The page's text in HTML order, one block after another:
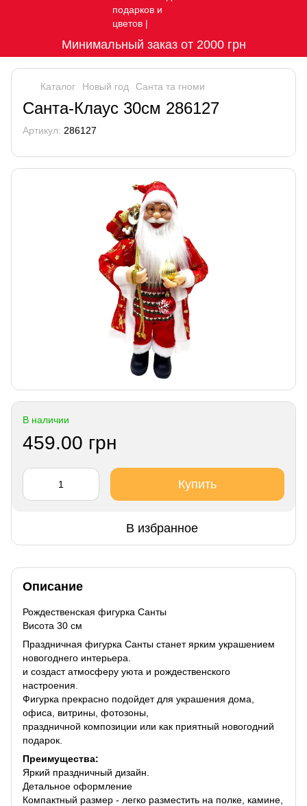
Минимальный заказ от 2000 грн
Каталог Новый год Санта та гноми
Санта-Клаус 30см 286127
Артикул: 286127
В наличии
459.00 грн
Купить
В избранное
Описание
Рождественская фигурка Санты
Висота 30 см
Праздничная фигурка Санты станет ярким украшением
новогоднего интерьера.
и создаст атмосферу уюта и рождественского
настроения.
Фигурка прекрасно подойдет для украшения дома,
офиса, витрины, фотозоны,
праздничной композиции или как приятный новогодний
подарок.
Преимущества:
Яркий праздничный дизайн.
Детальное оформление
Компактный размер - легко разместить на полке, камине,